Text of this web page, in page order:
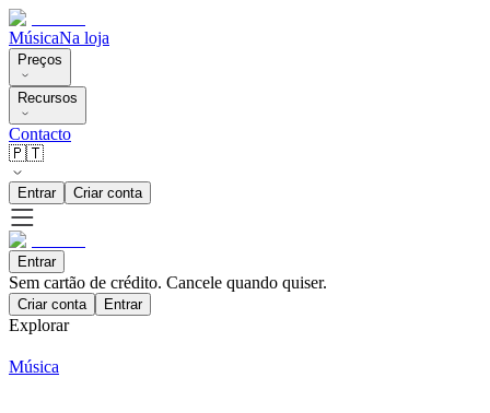
MúsicaNa loja
Preços
Recursos
Contacto
🇵🇹
Entrar Criar conta
Entrar
Sem cartão de crédito. Cancele quando quiser.
Criar conta Entrar
Explorar
Música